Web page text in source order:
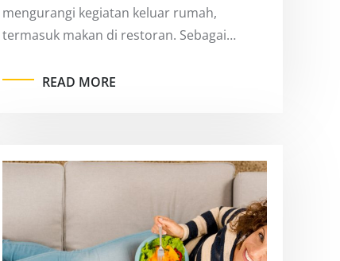
mengurangi kegiatan keluar rumah,
termasuk makan di restoran. Sebagai…
READ MORE